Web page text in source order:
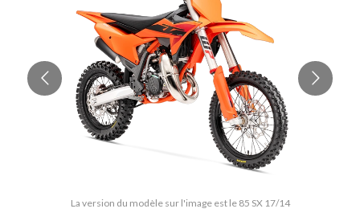
La version du modèle sur l'image est le 85 SX 17/14